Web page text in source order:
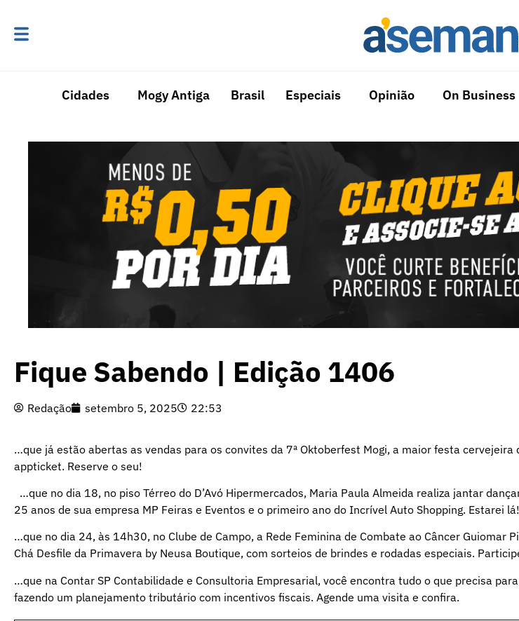
Cidades Mogy Antiga Brasil Especiais Opinião On Business
Fique Sabendo | Edição 1406
Redação setembro 5, 2025 22:53
…que já estão abertas as vendas para os convites da 7ª Oktoberfest Mogi, a maior festa cervejeira
appticket. Reserve o seu!
…que no dia 18, no piso Térreo do D’Avó Hipermercados, Maria Paula Almeida realiza jantar
25 anos de sua empresa MP Feiras e Eventos e o primeiro ano do Incrível Auto Shopping. Estarei lá!
…que no dia 24, às 14h30, no Clube de Campo, a Rede Feminina de Combate ao Câncer Guiomar
Chá Desfile da Primavera by Neusa Boutique, com sorteios de brindes e rodadas especiais.
…que na Contar SP Contabilidade e Consultoria Empresarial, você encontra tudo o que precisa
fazendo um planejamento tributário com incentivos fiscais. Agende uma visita e confira.